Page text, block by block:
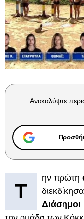
Ανακαλύψτε
Τ
ην πρώτη
Διάσημοι